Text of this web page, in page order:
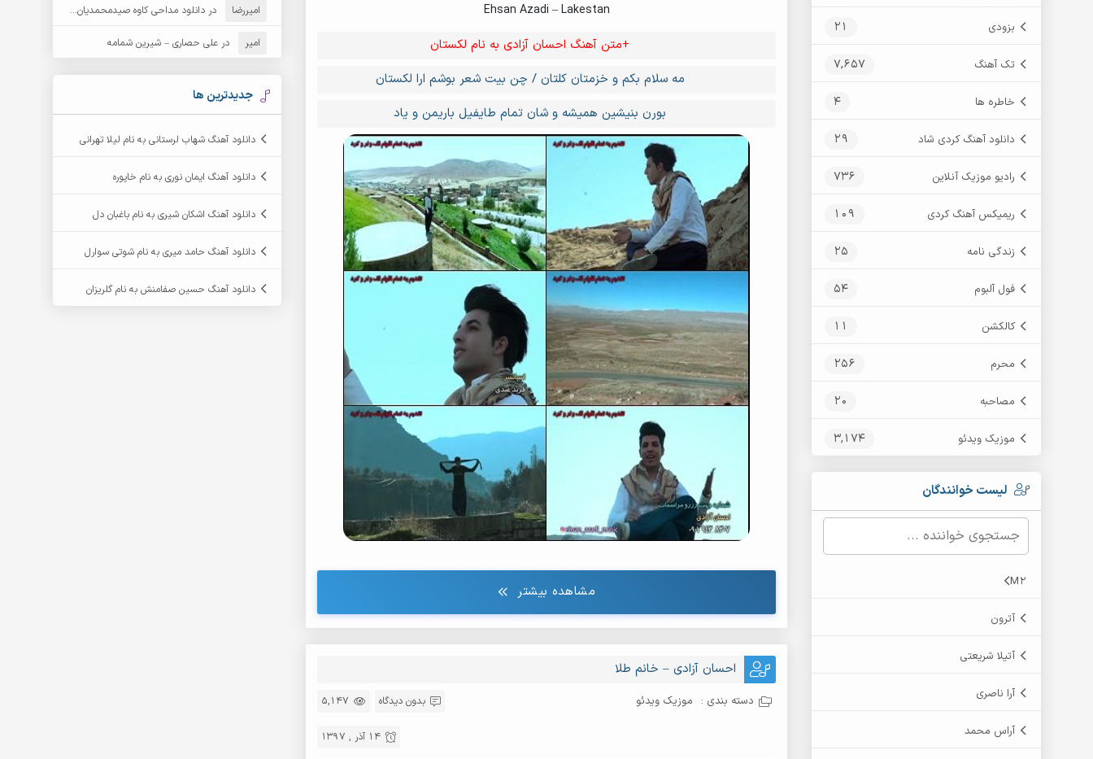
بزودی 21
تک آهنگ 7,657
خاطره ها 4
دانلود آهنگ کردی شاد 29
رادیو موزیک آنلاین 736
ریمیکس آهنگ کردی 109
زندگی نامه 25
فول آلبوم 54
کالکشن 11
محرم 256
مصاحبه 20
موزیک ویدئو 3,174
لیست خوانندگان
M2
آترون
آتیلا شریعتی
آرا ناصری
آراس محمد
Ehsan Azadi – Lakestan
+متن آهنگ احسان آزادی به نام لکستان
مه سلام بکم و خزمتان کلتان / چن بیت شعر بوشم ارا لکستان
بورن بنیشین همیشه و شان تمام طایفیل باریمن و یاد
مشاهده بیشتر
احسان آزادی – خانم طلا
دسته بندی : موزیک ویدئو 5,147 بدون دیدگاه
14 آذر , 1397
امیررضا دردانلود مداحی کاوه صیدمحمدیان به نام سردار باوفا
امیر درعلی حصاری – شیرین شمامه
جدیدترین ها
دانلود آهنگ شهاب لرستانی به نام لیلا تهرانی
دانلود آهنگ ایمان نوری به نام خاپوره
دانلود آهنگ اشکان شیری به نام باغبان دل
دانلود آهنگ حامد میری به نام شوتی سوارل
دانلود آهنگ حسین صفامنش به نام گلریزان